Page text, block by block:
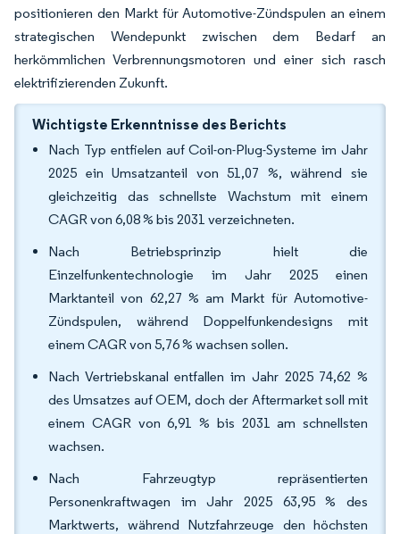
positionieren den Markt für Automotive-Zündspulen an einem
strategischen Wendepunkt zwischen dem Bedarf an
herkömmlichen Verbrennungsmotoren und einer sich rasch
elektrifizierenden Zukunft.
Wichtigste Erkenntnisse des Berichts
Nach Typ entfielen auf Coil-on-Plug-Systeme im Jahr
2025 ein Umsatzanteil von 51,07 %, während sie
gleichzeitig das schnellste Wachstum mit einem
CAGR von 6,08 % bis 2031 verzeichneten.
Nach Betriebsprinzip hielt die
Einzelfunkentechnologie im Jahr 2025 einen
Marktanteil von 62,27 % am Markt für Automotive-
Zündspulen, während Doppelfunkendesigns mit
einem CAGR von 5,76 % wachsen sollen.
Nach Vertriebskanal entfallen im Jahr 2025 74,62 %
des Umsatzes auf OEM, doch der Aftermarket soll mit
einem CAGR von 6,91 % bis 2031 am schnellsten
wachsen.
Nach Fahrzeugtyp repräsentierten
Personenkraftwagen im Jahr 2025 63,95 % des
Marktwerts, während Nutzfahrzeuge den höchsten